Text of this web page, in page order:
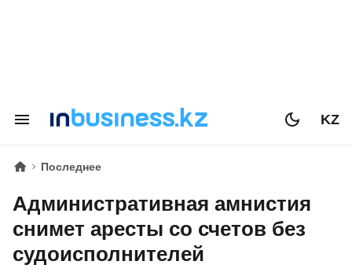
KZ
Последнее
Административная амнистия
снимет аресты со счетов без
судоисполнителей